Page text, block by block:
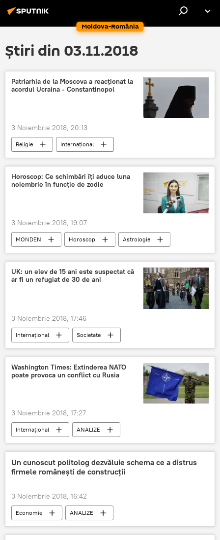
Moldova-România
Știri din 03.11.2018
Patriarhia de la Moscova a reacționat la
acordul Ucraina - Constantinopol
3 Noiembrie 2018, 20:13
Religie Internaţional
Horoscop: Ce schimbări îți aduce luna
noiembrie în funcție de zodie
3 Noiembrie 2018, 19:07
MONDEN Horoscop Astrologie
UK: un elev de 15 ani este suspectat că
ar fi un refugiat de 30 de ani
3 Noiembrie 2018, 17:46
Internaţional
Societate
Marea Britanie
Criza imigranților
Școala
Washington Times: Extinderea NATO
poate provoca un conflict cu Rusia
3 Noiembrie 2018, 17:27
Internaţional ANALIZE
Un cunoscut politolog dezvăluie schema ce a distrus
firmele româneşti de construcţii
3 Noiembrie 2018, 16:42
Economie ANALIZE